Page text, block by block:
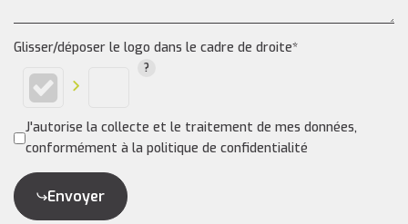
Glisser/déposer le logo dans le cadre de droite*
J'autorise la collecte et le traitement de mes données,
conformément à la politique de confidentialité
Envoyer